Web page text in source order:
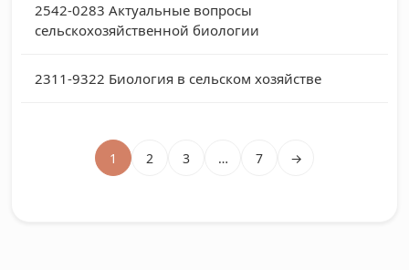
2542-0283 Актуальные вопросы
сельскохозяйственной биологии
2311-9322 Биология в сельском хозяйстве
1 2 3 … 7 →